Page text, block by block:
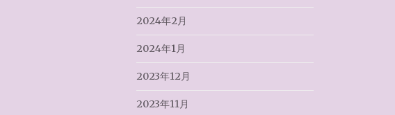
2024年2月
2024年1月
2023年12月
2023年11月